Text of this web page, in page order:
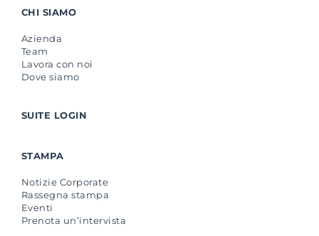
CHI SIAMO
Azienda
Team
Lavora con noi
Dove siamo
SUITE LOGIN
STAMPA
Notizie Corporate
Rassegna stampa
Eventi
Prenota un’intervista